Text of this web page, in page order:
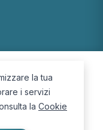
la tua
i servizi
la Cookie